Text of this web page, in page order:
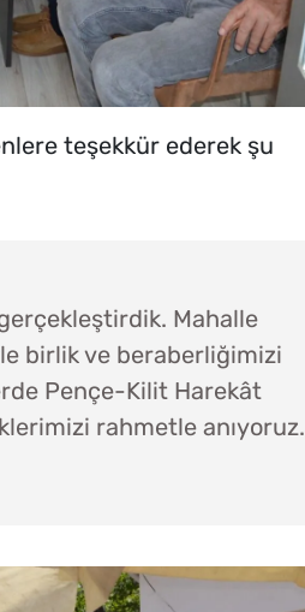
teşekkür ederek şu
gerçekleştirdik. Mahalle
birlik ve beraberliğimizi
Pençe-Kilit Harekât
rahmetle anıyoruz.